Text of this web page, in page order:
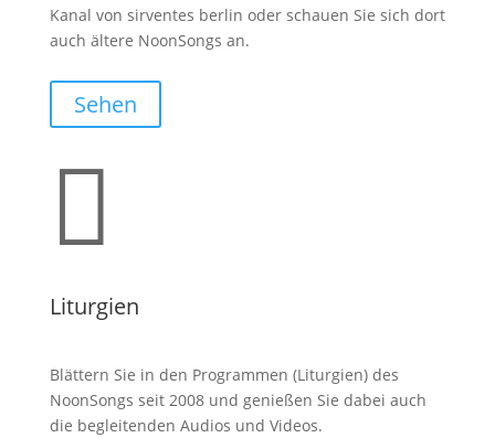
Kanal von sirventes berlin oder schauen Sie sich dort
auch ältere NoonSongs an.
Sehen

Liturgien
Blättern Sie in den Programmen (Liturgien) des
NoonSongs seit 2008 und genießen Sie dabei auch
die begleitenden Audios und Videos.